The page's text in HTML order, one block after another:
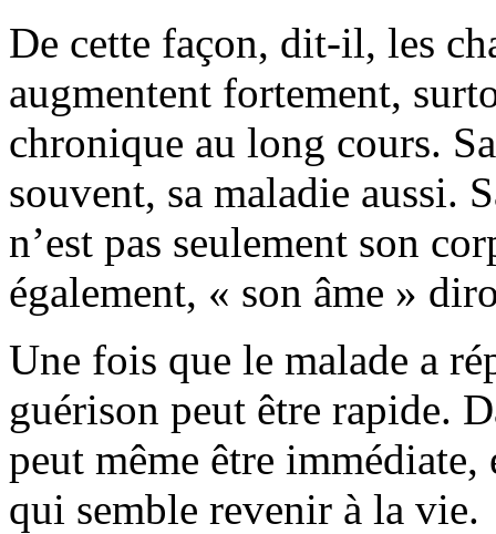
De cette façon, dit-il, les
augmentent fortement,
chronique au long cours.
souvent, sa maladie aussi.
n’est pas seulement son
également, « son âme »
Une fois que le malade a
guérison peut être rapide.
peut même être immédiate,
qui semble revenir à la vie.